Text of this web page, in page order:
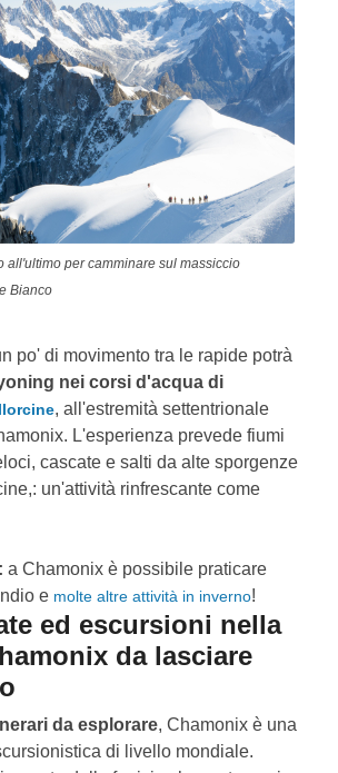
all'ultimo per camminare sul massiccio
Bianco
po' di movimento tra le rapide potrà
nei corsi d'acqua di
, all'estremità settentrionale
L'esperienza prevede fiumi
cascate e salti da alte sporgenze
un'attività rinfrescante come
a Chamonix è possibile praticare
e molte altre attività in inverno!
ed escursioni nella
da lasciare
da esplorare, Chamonix è una
di livello mondiale.